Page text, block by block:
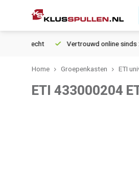
Vertrouwd online sinds
Home Groepenkasten ETI
ETI 433000204